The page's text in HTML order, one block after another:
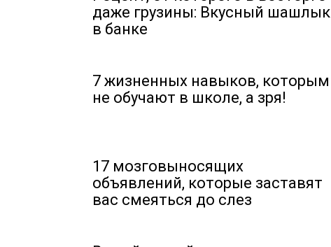
даже грузины: Вкусный шашлык
в банке
7 жизненных навыков, которым
не обучают в школе, а зря!
17 мозговыносящих
объявлений, которые заставят
вас смеяться до слез